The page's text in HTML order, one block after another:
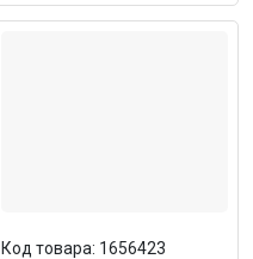
Код товара: 1656423